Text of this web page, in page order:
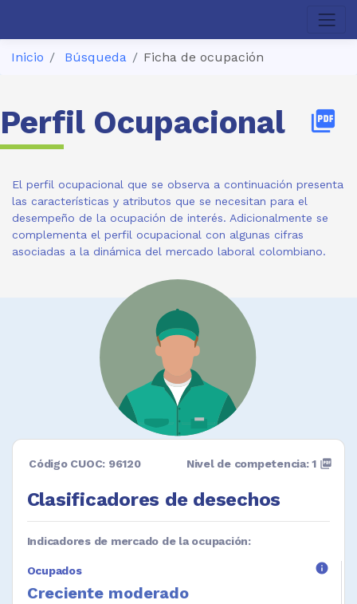
Inicio Búsqueda Ficha de ocupación
Perfil Ocupacional picture_as_pdf
El perfil ocupacional que se observa a continuación presenta
las características y atributos que se necesitan para el
desempeño de la ocupación de interés. Adicionalmente se
complementa el perfil ocupacional con algunas cifras
asociadas a la dinámica del mercado laboral colombiano.
Código CUOC: 96120
Clasificadores de desechos
Nivel de competencia: 1 picture_as_pdf
Indicadores de mercado de la ocupación:
Ocupados info
Creciente moderado